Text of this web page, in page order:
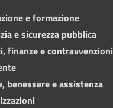
e formazione
e sicurezza pubblica
finanze e contravvenzioni
benessere e assistenza